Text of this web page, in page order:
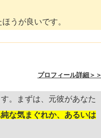
うが良いです。
プロフィール詳細＞＞
。まずは、元彼があなた
な気まぐれか、あるいは